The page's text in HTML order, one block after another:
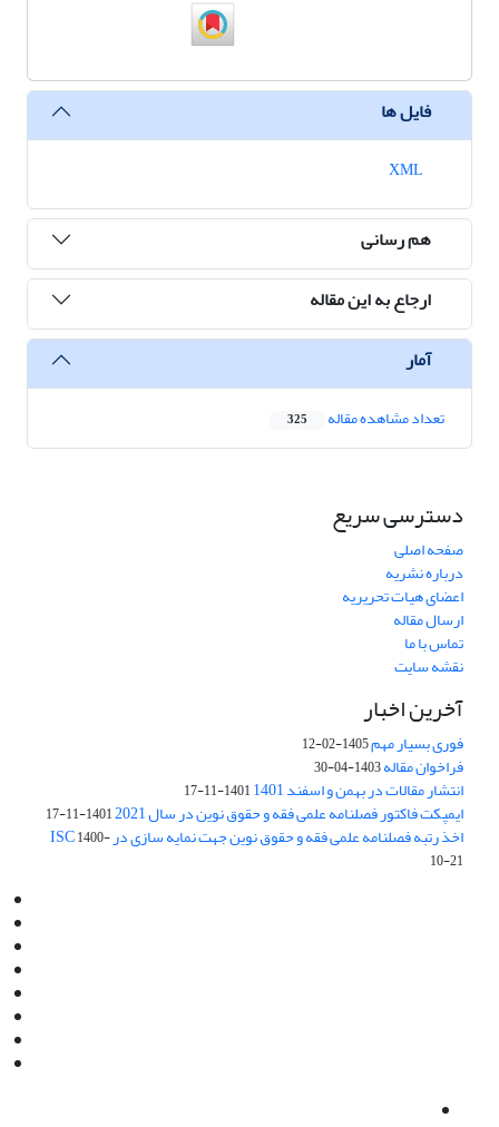
فایل ها
هم رسانی
ارجاع به این مقاله
آمار
تعداد مشاهده مقاله 325
دسترسی سریع
صفحه اصلی
درباره نشریه
اعضای هیات تحریریه
ارسال مقاله
تماس با ما
نقشه سایت
آخرین اخبار
فوری بسیار مهم1405-02-12
فراخوان مقاله1403-04-30
انتشار مقالات در بهمن و اسفند 1401 1401-11-17
ایمپکت فاکتور فصلنامه علمی فقه و حقوق نوین در سال 2021 1401-11-17
اخذ رتبه فصلنامه علمی فقه و حقوق نوین جهت نمایه سازی در ISC1400-
10-21